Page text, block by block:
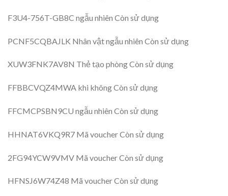
F3U4-756T-GB8C ngẫu nhiên Còn sử dụng
PCNF5CQBAJLK Nhân vật ngẫu nhiên Còn sử dụng
XUW3FNK7AV8N Thẻ tạo phòng Còn sử dụng
FFBBCVQZ4MWA khi không Còn sử dụng
FFCMCPSBN9CU ngẫu nhiên Còn sử dụng
HHNAT6VKQ9R7 Mã voucher Còn sử dụng
2FG94YCW9VMV Mã voucher Còn sử dụng
HFNSJ6W74Z48 Mã voucher Còn sử dụng